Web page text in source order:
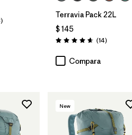
Comentarios
)
Terravia Pack 22L
$ 145
Valoración: 4.6 / 5
(14)
Compara
New